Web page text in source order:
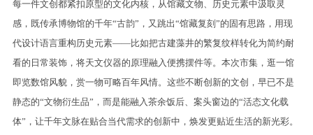
每一件文创都紧扣原型的文化内核，从馆藏文物、历史元素中汲取灵
感，既传承博物馆的千年“古韵”，又跳出“馆藏复刻”的固有思路，用现
代设计语言重构历史元素——比如把古建藻井的繁复纹样转化为简约耐
看的日常装饰，将天文仪器的原理融入便携摆件等。本次市集，逛一馆
即览数馆风貌，赏一物可略百年风情。这些不断创新的文创，早已不是
静态的“文物衍生品”，而是能融入茶余饭后、案头窗边的“活态文化载
体”，让千年文脉在贴合当代需求的创新中，焕发更贴近生活的新光彩。